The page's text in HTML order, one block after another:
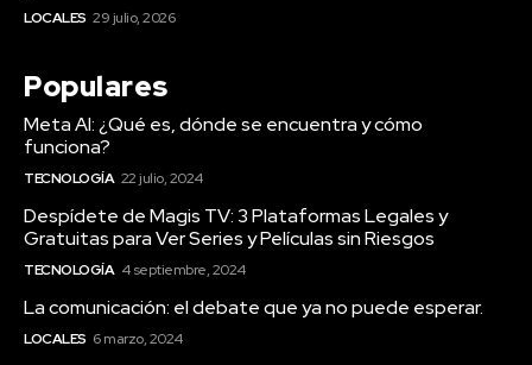
LOCALES 29 julio, 2026
Populares
Meta AI: ¿Qué es, dónde se encuentra y cómo
funciona?
TECNOLOGÍA 22 julio, 2024
Despídete de Magis TV: 3 Plataformas Legales y
Gratuitas para Ver Series y Películas sin Riesgos
TECNOLOGÍA 4 septiembre, 2024
La comunicación: el debate que ya no puede esperar.
LOCALES 6 marzo, 2024